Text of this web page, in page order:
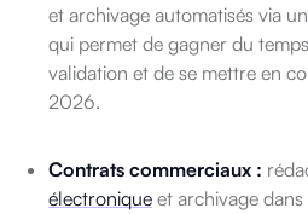
et archivage automatisés via
qui permet de gagner du
validation et de se mettre en
2026.
Contrats commerciaux :
électronique et archivage